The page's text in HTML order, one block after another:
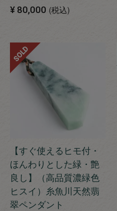
¥ 80,000 税込
【すぐ使えるヒモ付・
ほんわりとした緑・艶
良し】（高品質濃緑色
ヒスイ）糸魚川天然翡
翠ペンダント
SOLD